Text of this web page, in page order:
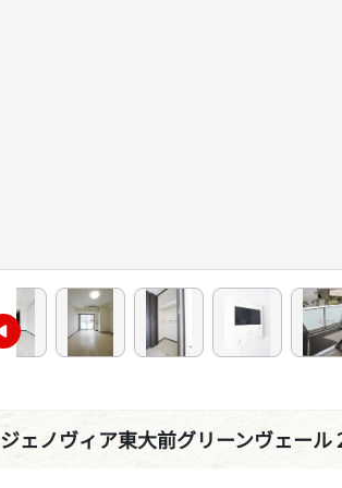
ジェノヴィア東大前グリーンヴェール